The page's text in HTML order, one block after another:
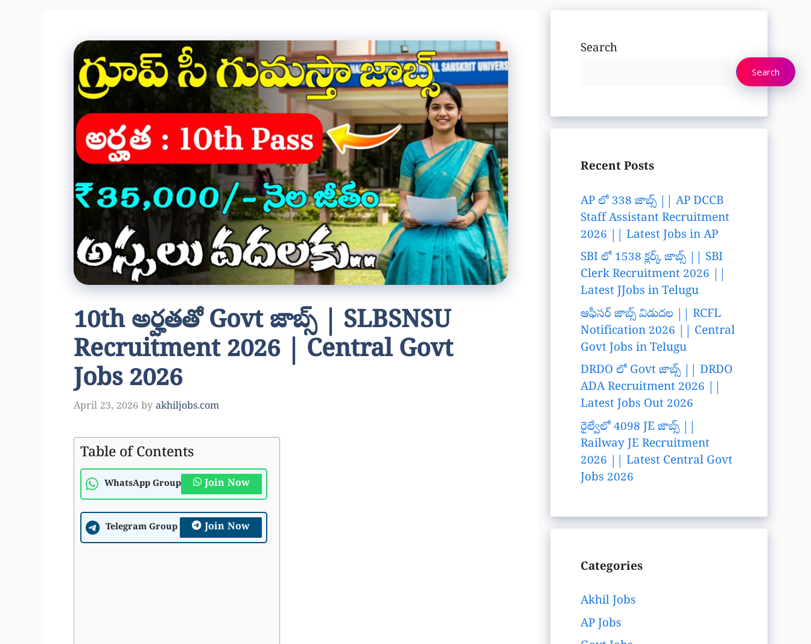
10th అర్హతతో Govt జాబ్స్ | SLBSNSU
Recruitment 2026 | Central Govt
Jobs 2026
April 23, 2026 by akhiljobs.com
Table of Contents
WhatsApp Group Join Now
Telegram Group Join Now
Search
Search
Recent Posts
AP లో 338 జాబ్స్ || AP DCCB
Staff Assistant Recruitment
2026 || Latest Jobs in AP
SBI లో 1538 క్లర్క్ జాబ్స్ || SBI
Clerk Recruitment 2026 ||
Latest JJobs in Telugu
ఆఫీసర్ జాబ్స్ విడుదల || RCFL
Notification 2026 || Central
Govt Jobs in Telugu
DRDO లో Govt జాబ్స్ || DRDO
ADA Recruitment 2026 ||
Latest Jobs Out 2026
రైల్వేలో 4098 JE జాబ్స్ ||
Railway JE Recruitment
2026 || Latest Central Govt
Jobs 2026
Categories
Akhil Jobs
AP Jobs